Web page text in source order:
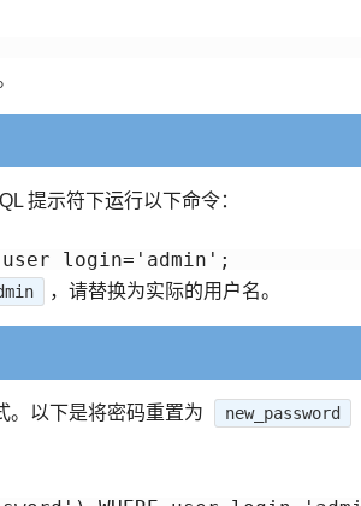
提示符下运行以下命令：
，请替换为实际的用户名。
。以下是将密码重置为 new_password